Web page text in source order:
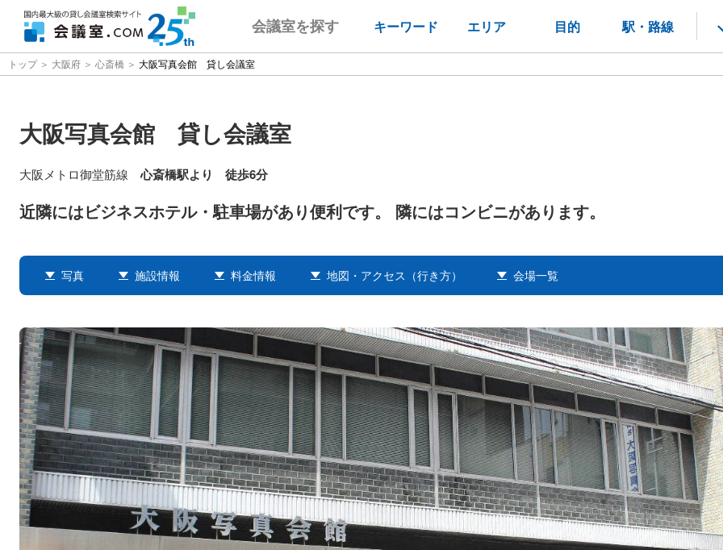
会議室を探す キーワード エリア 目的 駅・路線
トップ 大阪府 心斎橋 大阪写真会館 貸し会議室
大阪写真会館 貸し会議室
大阪メトロ御堂筋線心斎橋駅より 徒歩6分
近隣にはビジネスホテル・駐車場があり便利です。 隣にはコンビニがあります。
写真 施設情報 料金情報 地図・アクセス（行き方） 会場一覧